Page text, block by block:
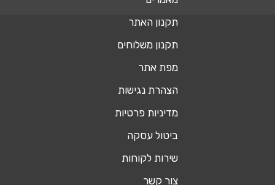
תקנון האתר
תקנון משלוחים
מפת אתר
הצהרת נגישות
מדיניות פרטיות
ביטול עסקה
שירות לקוחות
צור קשר